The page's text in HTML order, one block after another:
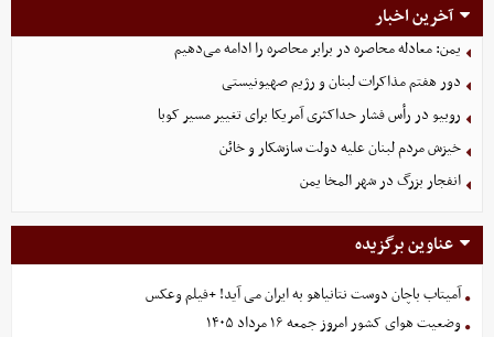
آخرین اخبار
یمن: معادله محاصره در برابر محاصره را ادامه می‌دهیم
دور هفتم مذاکرات لبنان و رژیم صهیونیستی
روبیو در رأس فشار حداکثری آمریکا برای تغییر مسیر کوبا
خیزش مردم لبنان علیه دولت سازشکار و خائن
انفجار بزرگ در شهر المخا یمن
عناوین برگزیده
آمیتاب باچان دوست نتانیاهو به ایران می آید! +فیلم وعکس
وضعیت هوای کشور امروز جمعه ۱۶ مرداد ۱۴۰۵